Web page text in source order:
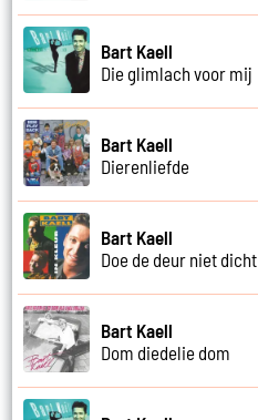
Bart Kaell
Die glimlach voor mij
Bart Kaell
Dierenliefde
Bart Kaell
Doe de deur niet dicht
Bart Kaell
Dom diedelie dom